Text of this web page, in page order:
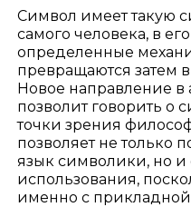
Символ имеет такую
самого человека, в
определенные
превращаются затем
Новое направление в
позволит говорить о
точки зрения
позволяет не только
язык символики, но и
использования,
именно с прикладной